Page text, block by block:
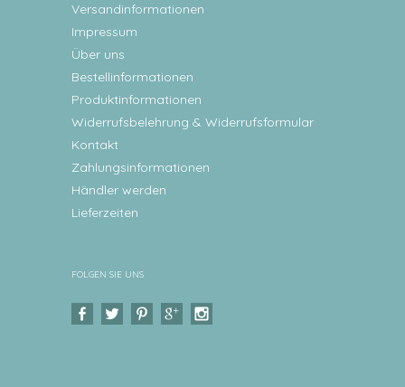
Versandinformationen
Impressum
Über uns
Bestellinformationen
Produktinformationen
Widerrufsbelehrung & Widerrufsformular
Kontakt
Zahlungsinformationen
Händler werden
Lieferzeiten
FOLGEN SIE UNS